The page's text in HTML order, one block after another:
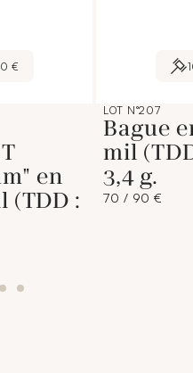
€
en
(TDD :
LOT N°207
Bague
mil
3,4 g.
70 / 90 €